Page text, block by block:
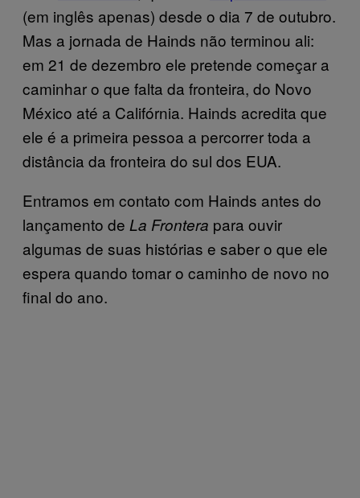
(em inglês apenas) desde o dia 7 de outubro.
Mas a jornada de Hainds não terminou ali:
em 21 de dezembro ele pretende começar a
caminhar o que falta da fronteira, do Novo
México até a Califórnia. Hainds acredita que
ele é a primeira pessoa a percorrer toda a
distância da fronteira do sul dos EUA.
Entramos em contato com Hainds antes do
lançamento de La Frontera para ouvir
algumas de suas histórias e saber o que ele
espera quando tomar o caminho de novo no
final do ano.